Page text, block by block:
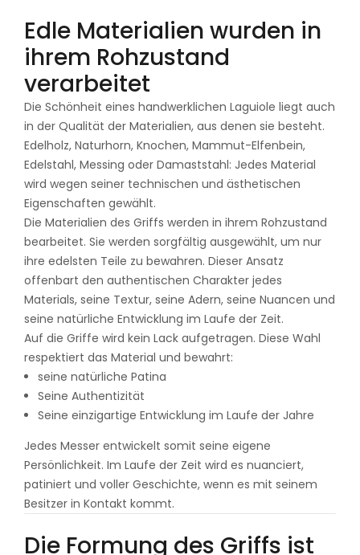
Edle Materialien wurden in
ihrem Rohzustand
verarbeitet
Die Schönheit eines handwerklichen Laguiole liegt auch
in der Qualität der Materialien, aus denen sie besteht.
Edelholz, Naturhorn, Knochen, Mammut-Elfenbein,
Edelstahl, Messing oder Damaststahl: Jedes Material
wird wegen seiner technischen und ästhetischen
Eigenschaften gewählt.
Die Materialien des Griffs werden in ihrem Rohzustand
bearbeitet. Sie werden sorgfältig ausgewählt, um nur
ihre edelsten Teile zu bewahren. Dieser Ansatz
offenbart den authentischen Charakter jedes
Materials, seine Textur, seine Adern, seine Nuancen und
seine natürliche Entwicklung im Laufe der Zeit.
Auf die Griffe wird kein Lack aufgetragen. Diese Wahl
respektiert das Material und bewahrt:
seine natürliche Patina
Seine Authentizität
Seine einzigartige Entwicklung im Laufe der Jahre
Jedes Messer entwickelt somit seine eigene
Persönlichkeit. Im Laufe der Zeit wird es nuanciert,
patiniert und voller Geschichte, wenn es mit seinem
Besitzer in Kontakt kommt.
Die Formung des Griffs ist